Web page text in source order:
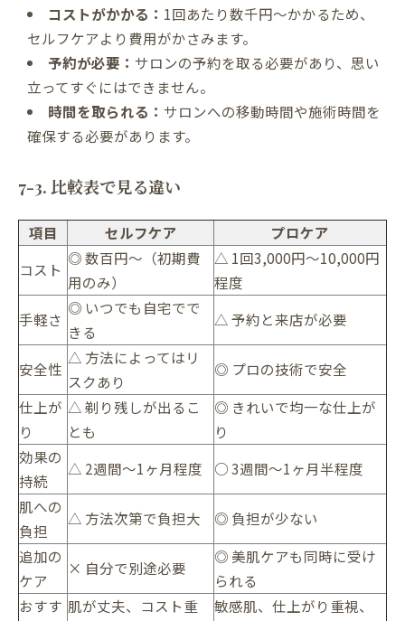
コストがかかる： 1回あたり数千円〜かかるため、
セルフケアより費用がかさみます。
予約が必要： サロンの予約を取る必要があり、思い
立ってすぐにはできません。
時間を取られる： サロンへの移動時間や施術時間を
確保する必要があります。
7-3. 比較表で見る違い
項目 セルフケア
プロケア
コスト
◎ 数百円〜（初期費
用のみ）
△ 1回3,000円〜10,000円
程度
手軽さ
◎ いつでも自宅でで
きる
△ 予約と来店が必要
安全性
△ 方法によってはリ
スクあり
◎ プロの技術で安全
仕上が
り
△ 剃り残しが出るこ
とも
◎ きれいで均一な仕上が
り
効果の
持続
△ 2週間〜1ヶ月程度
○ 3週間〜1ヶ月半程度
肌への
負担
△ 方法次第で負担大
◎ 負担が少ない
追加の
ケア
× 自分で別途必要
◎ 美肌ケアも同時に受け
られる
おすす 肌が丈夫、コスト重
敏感肌、仕上がり重視、